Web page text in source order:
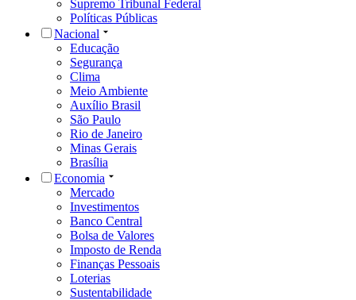
Supremo Tribunal Federal
Políticas Públicas
Nacional
Educação
Segurança
Clima
Meio Ambiente
Auxílio Brasil
São Paulo
Rio de Janeiro
Minas Gerais
Brasília
Economia
Mercado
Investimentos
Banco Central
Bolsa de Valores
Imposto de Renda
Finanças Pessoais
Loterias
Sustentabilidade